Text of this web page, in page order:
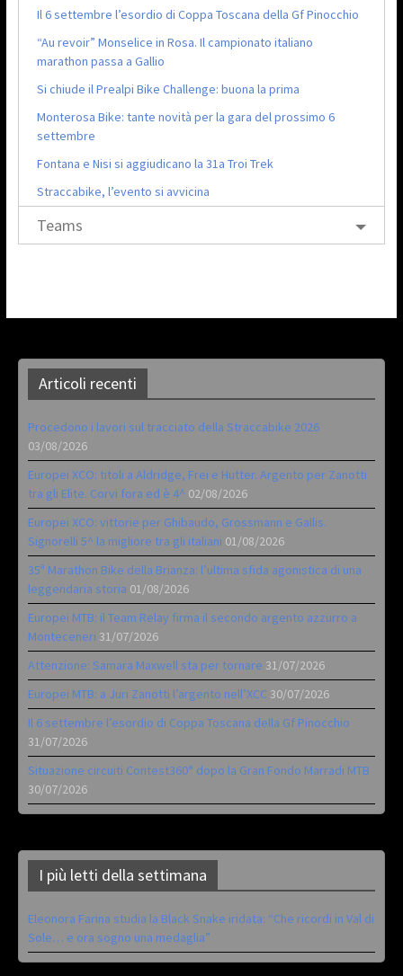
Il 6 settembre l’esordio di Coppa Toscana della Gf Pinocchio
“Au revoir” Monselice in Rosa. Il campionato italiano
marathon passa a Gallio
Si chiude il Prealpi Bike Challenge: buona la prima
Monterosa Bike: tante novità per la gara del prossimo 6
settembre
Fontana e Nisi si aggiudicano la 31a Troi Trek
Straccabike, l’evento si avvicina
Teams
Articoli recenti
Procedono i lavori sul tracciato della Straccabike 2026
03/08/2026
Europei XCO: titoli a Aldridge, Frei e Hutter. Argento per Zanotti
tra gli Elite. Corvi fora ed è 4^ 02/08/2026
Europei XCO: vittorie per Ghibaudo, Grossmann e Gallis.
Signorelli 5^ la migliore tra gli italiani 01/08/2026
35ª Marathon Bike della Brianza: l’ultima sfida agonistica di una
leggendaria storia 01/08/2026
Europei MTB: il Team Relay firma il secondo argento azzurro a
Monteceneri 31/07/2026
Attenzione: Samara Maxwell sta per tornare 31/07/2026
Europei MTB: a Juri Zanotti l’argento nell’XCC 30/07/2026
Il 6 settembre l’esordio di Coppa Toscana della Gf Pinocchio
31/07/2026
Situazione circuiti Contest360° dopo la Gran Fondo Marradi MTB
30/07/2026
I più letti della settimana
Eleonora Farina studia la Black Snake iridata: “Che ricordi in Val di
Sole… e ora sogno una medaglia”